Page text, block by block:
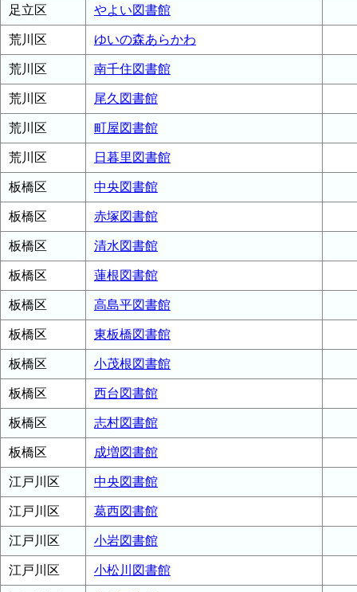
足立区 やよい図書館
荒川区 ゆいの森あらかわ
荒川区 南千住図書館
荒川区 尾久図書館
荒川区 町屋図書館
荒川区 日暮里図書館
板橋区 中央図書館
板橋区 赤塚図書館
板橋区 清水図書館
板橋区 蓮根図書館
板橋区 高島平図書館
板橋区 東板橋図書館
板橋区 小茂根図書館
板橋区 西台図書館
板橋区 志村図書館
板橋区 成増図書館
江戸川区 中央図書館
江戸川区 葛西図書館
江戸川区 小岩図書館
江戸川区 小松川図書館